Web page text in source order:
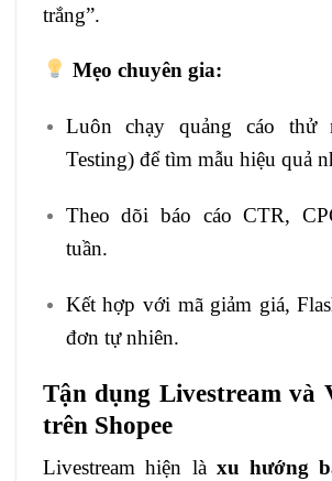
trắng”.
Mẹo chuyên gia:
Luôn chạy quảng cáo thử
Testing) để tìm mẫu hiệu quả
Theo dõi báo cáo CTR,
tuần.
Kết hợp với mã giảm giá,
đơn tự nhiên.
Tận dụng Livestream và
trên Shopee
Livestream hiện là xu hướng